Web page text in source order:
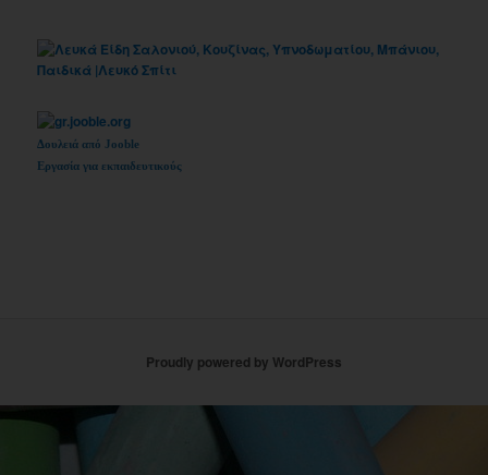
Δουλειά από Jooble
Εργασία για εκπαιδευτικούς
Proudly powered by WordPress